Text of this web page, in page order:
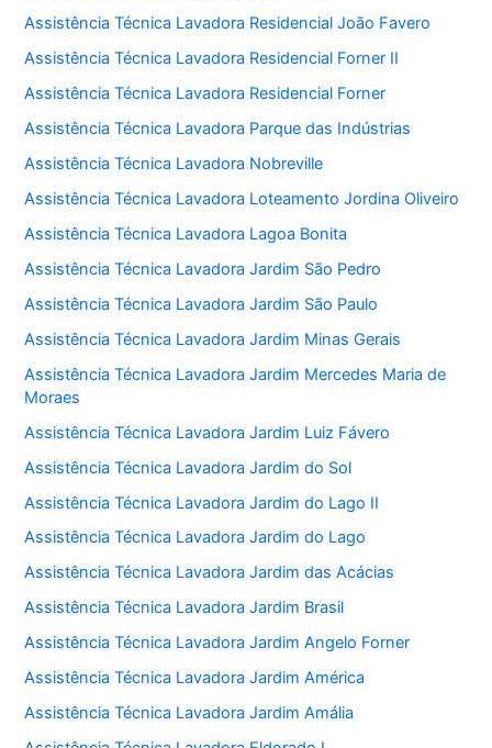
Assistência Técnica Lavadora Residencial João Favero
Assistência Técnica Lavadora Residencial Forner II
Assistência Técnica Lavadora Residencial Forner
Assistência Técnica Lavadora Parque das Indústrias
Assistência Técnica Lavadora Nobreville
Assistência Técnica Lavadora Loteamento Jordina Oliveiro
Assistência Técnica Lavadora Lagoa Bonita
Assistência Técnica Lavadora Jardim São Pedro
Assistência Técnica Lavadora Jardim São Paulo
Assistência Técnica Lavadora Jardim Minas Gerais
Assistência Técnica Lavadora Jardim Mercedes Maria de
Moraes
Assistência Técnica Lavadora Jardim Luiz Fávero
Assistência Técnica Lavadora Jardim do Sol
Assistência Técnica Lavadora Jardim do Lago II
Assistência Técnica Lavadora Jardim do Lago
Assistência Técnica Lavadora Jardim das Acácias
Assistência Técnica Lavadora Jardim Brasil
Assistência Técnica Lavadora Jardim Angelo Forner
Assistência Técnica Lavadora Jardim América
Assistência Técnica Lavadora Jardim Amália